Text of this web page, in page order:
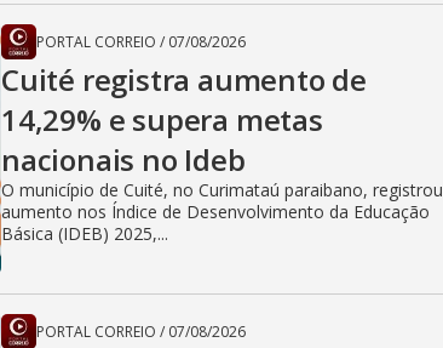
PORTAL CORREIO / 07/08/2026
Cuité registra aumento de
14,29% e supera metas
nacionais no Ideb
O município de Cuité, no Curimataú paraibano, registrou
aumento nos Índice de Desenvolvimento da Educação
Básica (IDEB) 2025,...
PORTAL CORREIO / 07/08/2026